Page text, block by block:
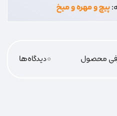
پیچ و مهره و میخ
محصول 0دیدگاه‌‌ها